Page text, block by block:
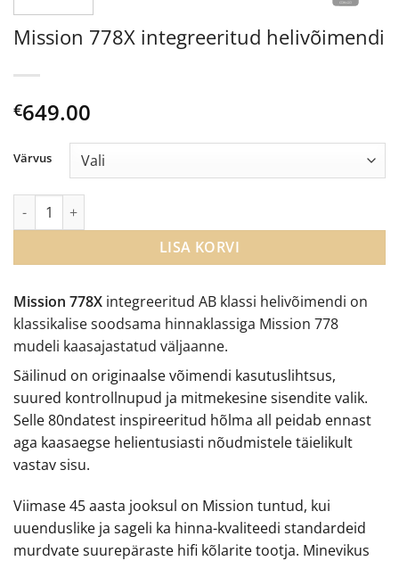
Mission 778X integreeritud helivõimendi
€649.00
Mission 778X integreeritud AB klassi helivõimendi on
klassikalise soodsama hinnaklassiga Mission 778
mudeli kaasajastatud väljaanne.
Säilinud on originaalse võimendi kasutuslihtsus,
suured kontrollnupud ja mitmekesine sisendite valik.
Selle 80ndatest inspireeritud hõlma all peidab ennast
aga kaasaegse helientusiasti nõudmistele täielikult
vastav sisu.
Viimase 45 aasta jooksul on Mission tuntud, kui
uuenduslike ja sageli ka hinna-kvaliteedi standardeid
murdvate suurepäraste hifi kõlarite tootja. Minevikus
Värvus
Mission 778X integreeritud helivõimendi kogus
LISA KORVI